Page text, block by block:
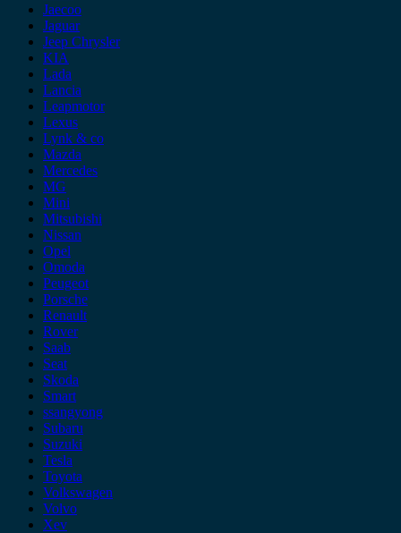
Jaecoo
Jaguar
Jeep Chrysler
KIA
Lada
Lancia
Leapmotor
Lexus
Lynk & co
Mazda
Mercedes
MG
Mini
Mitsubishi
Nissan
Opel
Omoda
Peugeot
Porsche
Renault
Rover
Saab
Seat
Skoda
Smart
ssangyong
Subaru
Suzuki
Tesla
Toyota
Volkswagen
Volvo
Xev